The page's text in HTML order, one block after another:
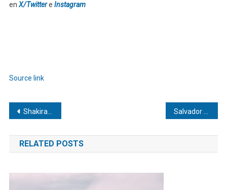
enX/Twittere Instagram
Source link
Navegación
de
entradas
Shakira y Burna Boy conquistan las plataformas con «Dai Dai» Salvador Pérez: el receptor latino con más jonrones en la MLB
RELATED POSTS